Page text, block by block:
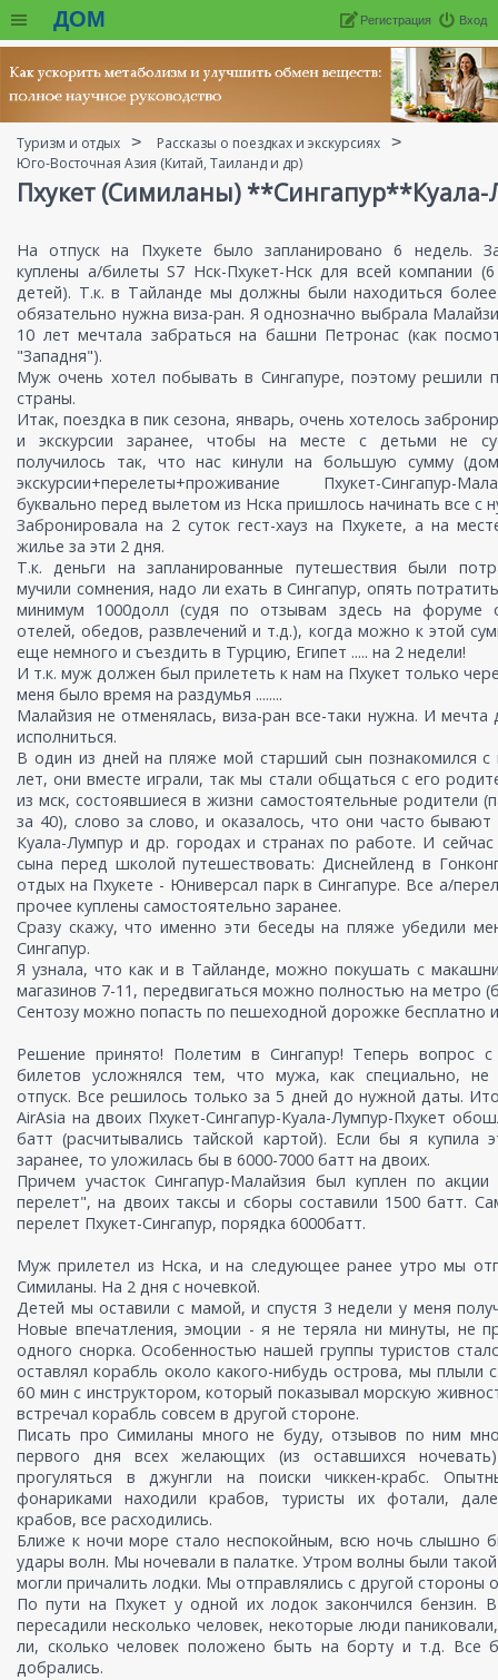
ДОМ Вход
Регистрация
Туризм и отдых
Рассказы о поездках и экскурсиях
Юго-Восточная Азия (Китай, Таиланд и др)
Пхукет (Симиланы)
На отпуск на Пхукете было запланировано 6 недель.
куплены а/билеты S7 Нск-Пхукет-Нск для всей компании
детей). Т.к. в Тайланде мы должны были находиться
обязательно нужна виза-ран. Я однозначно выбрала
10 лет мечтала забраться на башни Петронас (как
"Западня").
Муж очень хотел побывать в Сингапуре, поэтому решили
страны.
Итак, поездка в пик сезона, январь, очень хотелось
и экскурсии заранее, чтобы на месте с детьми не
получилось так, что нас кинули на большую сумму
экскурсии+перелеты+проживание Пхукет-Сингапур-
буквально перед вылетом из Нска пришлось начинать все с
Забронировала на 2 суток гест-хауз на Пхукете, а на
жилье за эти 2 дня.
Т.к. деньги на запланированные путешествия были
мучили сомнения, надо ли ехать в Сингапур, опять
минимум 1000долл (судя по отзывам здесь на форуме
отелей, обедов, развлечений и т.д.), когда можно к этой
еще немного и съездить в Турцию, Египет ..... на 2 недели!
И т.к. муж должен был прилететь к нам на Пхукет только
меня было время на раздумья ........
Малайзия не отменялась, виза-ран все-таки нужна. И
исполниться.
В один из дней на пляже мой старший сын познакомился с
лет, они вместе играли, так мы стали общаться с его
из мск, состоявшиеся в жизни самостоятельные родители
за 40), слово за слово, и оказалось, что они часто бывают
Куала-Лумпур и др. городах и странах по работе. И
сына перед школой путешествовать: Диснейленд в
отдых на Пхукете - Юниверсал парк в Сингапуре. Все а/
прочее куплены самостоятельно заранее.
Сразу скажу, что именно эти беседы на пляже убедили
Сингапур.
Я узнала, что как и в Тайланде, можно покушать с
магазинов 7-11, передвигаться можно полностью на метро
Сентозу можно попасть по пешеходной дорожке бесплатно
Решение принято! Полетим в Сингапур! Теперь вопрос с
билетов усложнялся тем, что мужа, как специально, не
отпуск. Все решилось только за 5 дней до нужной даты.
AirAsia на двоих Пхукет-Сингапур-Куала-Лумпур-Пхукет
батт (расчитывались тайской картой). Если бы я купила
заранее, то уложилась бы в 6000-7000 батт на двоих.
Причем участок Сингапур-Малайзия был куплен по акции
перелет", на двоих таксы и сборы составили 1500 батт.
перелет Пхукет-Сингапур, порядка 6000батт.
Муж прилетел из Нска, и на следующее ранее утро мы
Симиланы. На 2 дня с ночевкой.
Детей мы оставили с мамой, и спустя 3 недели у меня
Новые впечатления, эмоции - я не теряла ни минуты, не
одного снорка. Особенностью нашей группы туристов
оставлял корабль около какого-нибудь острова, мы плыли
60 мин с инструктором, который показывал морскую
встречал корабль совсем в другой стороне.
Писать про Симиланы много не буду, отзывов по ним
первого дня всех желающих (из оставшихся ночевать)
прогуляться в джунгли на поиски чиккен-крабс.
фонариками находили крабов, туристы их фотали,
крабов, все расходились.
Ближе к ночи море стало неспокойным, всю ночь слышно
удары волн. Мы ночевали в палатке. Утром волны были
могли причалить лодки. Мы отправлялись с другой стороны
По пути на Пхукет у одной их лодок закончился бензин.
пересадили несколько человек, некоторые люди
ли, сколько человек положено быть на борту и т.д. Все
добрались.